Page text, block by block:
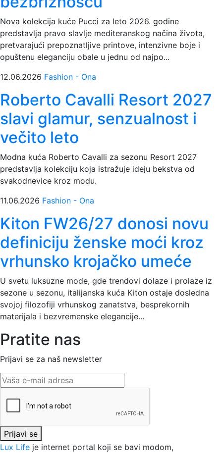
Nova kolekcija kuće Pucci za leto 2026. godine
predstavlja pravo slavlje mediteranskog načina života,
pretvarajući prepoznatljive printove, intenzivne boje i
opuštenu eleganciju obale u jednu od najpo...
12.06.2026 Fashion - Ona
Roberto Cavalli Resort 2027
slavi glamur, senzualnost i
večito leto
Modna kuća Roberto Cavalli za sezonu Resort 2027
predstavlja kolekciju koja istražuje ideju bekstva od
svakodnevice kroz modu.
11.06.2026 Fashion - Ona
Kiton FW26/27 donosi novu
definiciju ženske moći kroz
vrhunsko krojačko umeće
U svetu luksuzne mode, gde trendovi dolaze i prolaze iz
sezone u sezonu, italijanska kuća Kiton ostaje dosledna
svojoj filozofiji vrhunskog zanatstva, besprekornih
materijala i bezvremenske elegancije...
Pratite nas
Prijavi se za naš newsletter
Prijavi se
Lux Life je internet portal koji se bavi modom,